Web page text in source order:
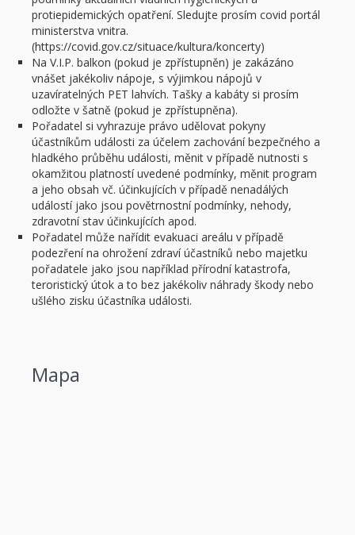
protiepidemických opatření. Sledujte prosím covid portál
ministerstva vnitra.
(https://covid.gov.cz/situace/kultura/koncerty)
Na V.I.P. balkon (pokud je zpřístupněn) je zakázáno
vnášet jakékoliv nápoje, s výjimkou nápojů v
uzavíratelných PET lahvích. Tašky a kabáty si prosím
odložte v šatně (pokud je zpřístupněna).
Pořadatel si vyhrazuje právo udělovat pokyny
účastníkům události za účelem zachování bezpečného a
hladkého průběhu události, měnit v případě nutnosti s
okamžitou platností uvedené podmínky, měnit program
a jeho obsah vč. účinkujících v případě nenadálých
událostí jako jsou povětrnostní podmínky, nehody,
zdravotní stav účinkujících apod.
Pořadatel může nařídit evakuaci areálu v případě
podezření na ohrožení zdraví účastníků nebo majetku
pořadatele jako jsou například přírodní katastrofa,
teroristický útok a to bez jakékoliv náhrady škody nebo
ušlého zisku účastníka události.
Mapa